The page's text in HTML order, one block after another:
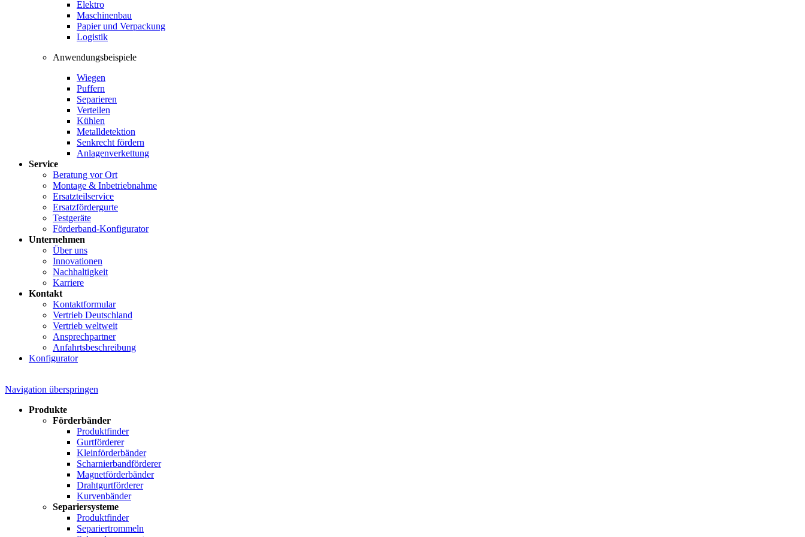
Elektro
Maschinenbau
Papier und Verpackung
Logistik
Anwendungsbeispiele
Wiegen
Puffern
Separieren
Verteilen
Kühlen
Metalldetektion
Senkrecht fördern
Anlagenverkettung
Service
Beratung vor Ort
Montage & Inbetriebnahme
Ersatzteilservice
Ersatzfördergurte
Testgeräte
Förderband-Konfigurator
Unternehmen
Über uns
Innovationen
Nachhaltigkeit
Karriere
Kontakt
Kontaktformular
Vertrieb Deutschland
Vertrieb weltweit
Ansprechpartner
Anfahrtsbeschreibung
Konfigurator
Navigation überspringen
Produkte
Förderbänder
Produktfinder
Gurtförderer
Kleinförderbänder
Scharnierbandförderer
Magnetförderbänder
Drahtgurtförderer
Kurvenbänder
Separiersysteme
Produktfinder
Separiertrommeln